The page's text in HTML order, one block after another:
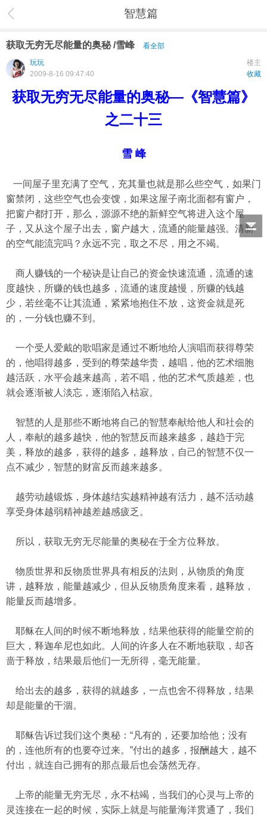
智慧篇
获取无穷无尽能量的奥秘 /雪峰
看全部
楼主
玩玩
收藏
2009-8-16 09:47:40
获取无穷无尽能量的奥秘—《智慧篇》
之二十三
雪 峰
一间屋子里充满了空气，充其量也就是那么些空气，如果门
窗禁闭，这些空气也会变馊，如果这屋子南北面都有窗户，
把窗户都打开，那么，源源不绝的新鲜空气将进入这个屋
子，又从这个屋子出去，窗户越大，流通的能量越强。清新
的空气能流完吗？永远不完，取之不尽，用之不竭。
商人赚钱的一个秘诀是让自己的资金快速流通，流通的速
度越快，所赚的钱也越多，流通的速度越慢，所赚的钱越
少，若丝毫不让其流通，紧紧地抱住不放，这资金就是死
的，一分钱也赚不到。
一个受人爱戴的歌唱家是通过不断地给人演唱而获得尊荣
的，他唱得越多，受到的尊荣越华贵，越唱，他的艺术细胞
越活跃，水平会越来越高，若不唱，他的艺术气质越差，也
就会逐渐被人淡忘，逐渐陷入枯寂。
智慧的人是那些不断地将自己的智慧奉献给他人和社会的
人，奉献的越多越快，他的智慧反而越来越多，越趋于完
美，释放的越多，获得的越多，越释放，自己的智慧不仅一
点不减少，智慧的财富反而越来越多。
越劳动越锻炼，身体越结实越精神越有活力，越不活动越
享受身体越弱精神越差越感疲乏。
所以，获取无穷无尽能量的奥秘在于全方位释放。
物质世界和反物质世界具有相反的法则，从物质的角度
讲，越释放，能量越减少，但从反物质角度来看，越释放，
能量反而越增多。
耶稣在人间的时候不断地释放，结果他获得的能量空前的
巨大，释迦牟尼也如此。人间的许多人在不断地获取，却吝
啬于释放，结果最后他们一无所得，毫无能量。
给出去的越多，获得的就越多，一点也舍不得释放，结果
却是能量的干涸。
耶稣告诉过我们这个奥秘：“凡有的，还要加给他；没有
的，连他所有的也要夺过来。”付出的越多，报酬越大，越不
付出，就连自己拥有的那点最后也会荡然无存。
上帝的能量无穷无尽，永不枯竭，当我们的心灵与上帝的
灵连接在一起的时候，实际上就是与能量海洋贯通了，我们